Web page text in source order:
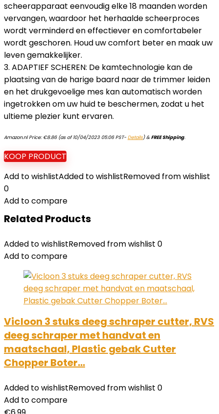
scheerapparaat eenvoudig elke 18 maanden worden
vervangen, waardoor het herhaalde scheerproces
wordt verminderd en effectiever en comfortabeler
wordt geschoren. Houd uw comfort beter en maak uw
leven gemakkelijker.
3. ADAPTIEF SCHEREN: De kamtechnologie kan de
plaatsing van de harige baard naar de trimmer leiden
en het drukgevoelige mes kan automatisch worden
ingetrokken om uw huid te beschermen, zodat u het
ultieme plezier kunt ervaren.
Amazon.nl Price: €8.86(as of 10/04/2023 05:06 PST-Details)&FREE Shipping.
KOOP PRODUCT
Add to wishlistAdded to wishlistRemoved from wishlist
0
Add to compare
Related Products
Added to wishlistRemoved from wishlist 0
Add to compare
Vicloon 3 stuks deeg schraper cutter, RVS
deeg schraper met handvat en
maatschaal, Plastic gebak Cutter
Chopper Boter…
Added to wishlistRemoved from wishlist 0
Add to compare